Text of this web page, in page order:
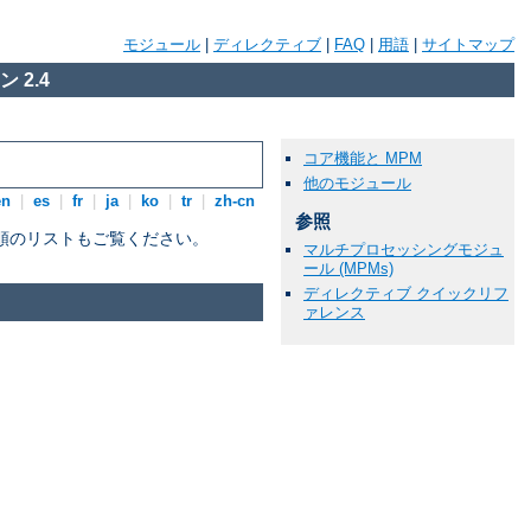
モジュール ディレクティブ FAQ 用語 サイトマップ
2.4
es fr ja ko tr zh-cn
リストもご覧ください。
コア機能と MPM
他のモジュール
参照
マルチプロセッシングモジュ
ール (MPMs)
ディレクティブ クイックリフ
ァレンス